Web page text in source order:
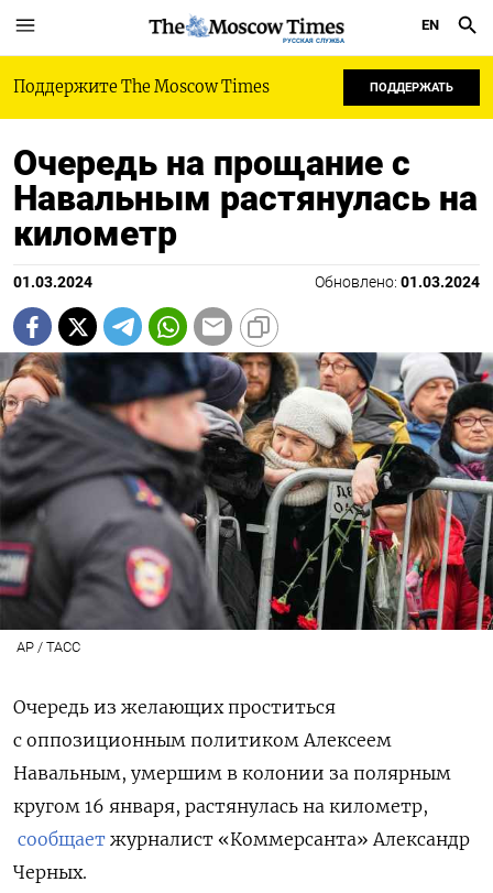
РУССКАЯ СЛУЖБА
EN
Поддержите The Moscow Times ПОДДЕРЖАТЬ
Очередь на прощание с
Навальным растянулась на
километр
01.03.2024 Обновлено: 01.03.2024
AP / ТАСС
Очередь из желающих проститься
с оппозиционным политиком Алексеем
Навальным, умершим в колонии за полярным
кругом 16 января, растянулась на километр,
сообщает журналист «Коммерсанта» Александр
Черных.